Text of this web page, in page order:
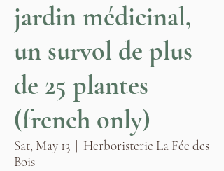
jardin médicinal,
un survol de plus
de 25 plantes
(french only)
Sat, May 13
  |
Herboristerie La Fée des
Bois